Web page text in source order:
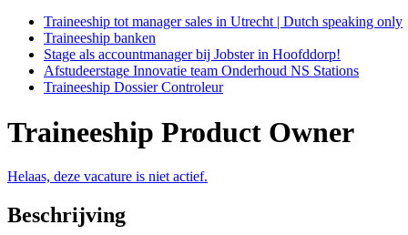
Traineeship tot manager sales in Utrecht | Dutch speaking only
Traineeship banken
Stage als accountmanager bij Jobster in Hoofddorp!
Afstudeerstage Innovatie team Onderhoud NS Stations
Traineeship Dossier Controleur
Traineeship Product Owner
Helaas, deze vacature is niet actief.
Beschrijving